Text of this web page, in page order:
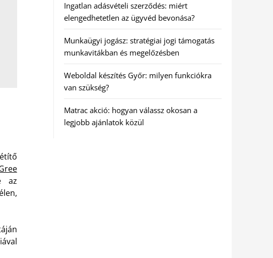
az
Ingatlan adásvételi szerződés: miért
elengedhetetlen az ügyvéd bevonása?
Munkaügyi jogász: stratégiai jogi támogatás
munkavitákban és megelőzésben
Weboldal készítés Győr: milyen funkciókra
van szükség?
Matrac akció: hogyan válassz okosan a
legjobb ajánlatok közül